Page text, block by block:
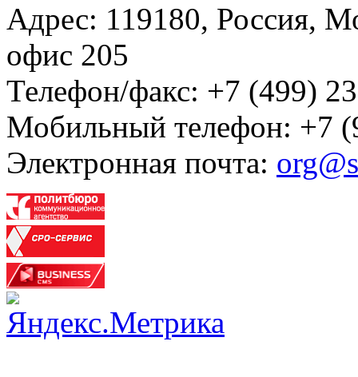
Адрес: 119180, Россия,
офис 205
Телефон/факс: +7 (499)
Мобильный телефон: +7
Электронная почта: